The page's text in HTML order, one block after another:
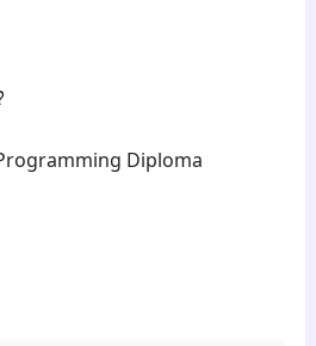
Programming Diploma